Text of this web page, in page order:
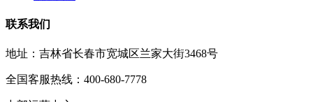
联系我们
地址：吉林省长春市宽城区兰家大街3468号
全国客服热线：400-680-7778